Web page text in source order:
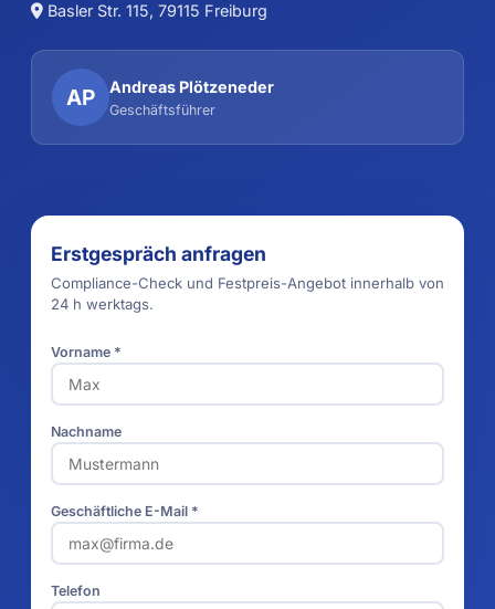
Basler Str. 115, 79115 Freiburg
AP Andreas Plötzeneder
Geschäftsführer
Erstgespräch anfragen
Compliance-Check und Festpreis-Angebot innerhalb von
24 h werktags.
Vorname *
Nachname
Geschäftliche E-Mail *
Telefon